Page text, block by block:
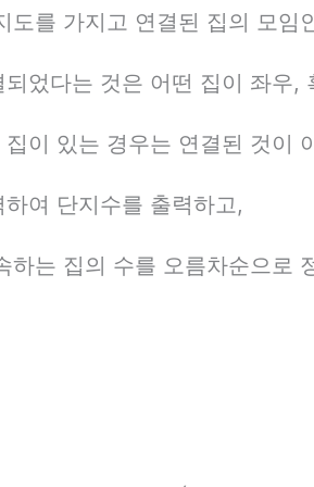
도를 가지고 연결된 집의 모
되었다는 것은 어떤 집이 좌우
집이 있는 경우는 연결된 것이
여 단지수를 출력하고,
하는 집의 수를 오름차순으로